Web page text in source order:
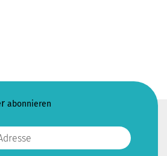
abonnieren